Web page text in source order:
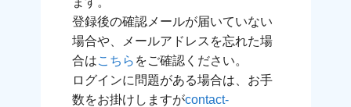
登録後の確認メールが届いていない
場合や、メールアドレスを忘れた場
合はこちら をご確認ください。
ログインに問題がある場合は、お手
数をお掛けしますがcontact-